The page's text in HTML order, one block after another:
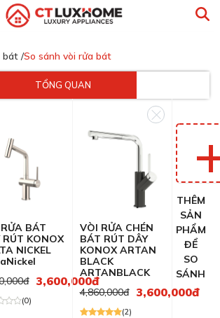
bát /So sánh vòi rửa bát
TỔNG QUAN
BÁT
RÚT KONOX
NICKEL
3,600,000đ
(0)
VÒI RỬA CHÉN
BÁT RÚT DÂY
KONOX ARTAN
BLACK
ARTANBLACK
4,860,000đ
3,600,000đ
(2)
THÊM
SẢN
PHẨM
ĐỂ
SO
SÁNH